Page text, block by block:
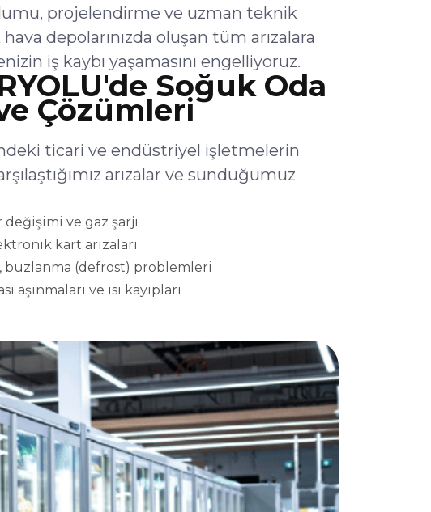
projelendirme ve uzman teknik
depolarınızda oluşan tüm arızalara
iş kaybı yaşamasını engelliyoruz.
Soğuk Oda
Çözümleri
ticari ve endüstriyel işletmelerin
arızalar ve sunduğumuz
ve gaz şarjı
kart arızaları
buzlanma (defrost) problemleri
ve ısı kayıpları